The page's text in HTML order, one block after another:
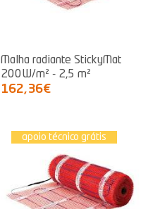
Malha radiante StickyMat
200W/m² - 2,5 m²
162,36€
apoio técnico grátis